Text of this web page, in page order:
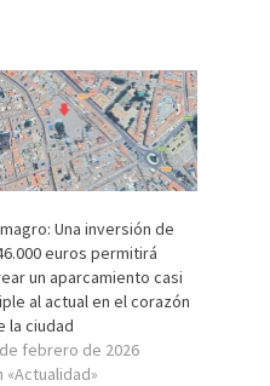
Una inversión de
euros permitirá
un aparcamiento casi
al actual en el corazón
la ciudad
febrero de 2026
«Actualidad»